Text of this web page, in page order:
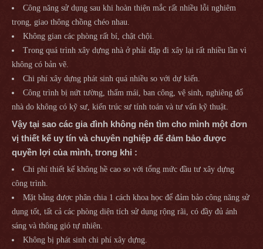
Công năng sử dụng sau khi hoàn thiện mắc rất nhiều lỗi nghiêm
trọng, giao thông chồng chéo nhau.
Không gian các phòng rất bí, chật chội.
Trong quá trình xây dựng nhà ở phải đập đi xây lại rất nhiều lần vì
không có bản vẽ.
Chi phí xây dựng phát sinh quá nhiều so với dự kiến.
Công trình bị nứt tường, thấm mái, ban công, vệ sinh, nghiêng đổ
nhà do không có kỹ sư, kiến trúc sư tính toán và tư vấn kỹ thuật.
Vậy tại sao các gia đình không nên tìm cho mình một đơn
vị thiết kế uy tín và chuyên nghiệp để đảm bảo được
quyền lợi của mình, trong khi :
Chi phí thiết kế không hề cao so với tổng mức đầu tư xây dựng
công trình.
Mặt bằng được phân chia 1 cách khoa học để đảm bảo công năng sử
dụng tốt, tất cả các phòng diện tích sử dụng rộng rãi, có đầy đủ ánh
sáng và thông gió tự nhiên.
Không bị phát sinh chi phí xây dựng.